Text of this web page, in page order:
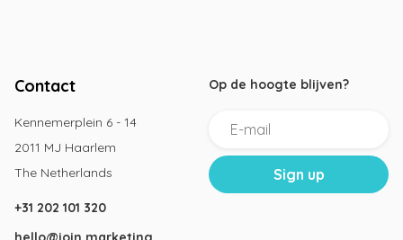
Contact
Kennemerplein 6 - 14
2011 MJ Haarlem
The Netherlands
+31 202 101 320
Op de hoogte blijven?